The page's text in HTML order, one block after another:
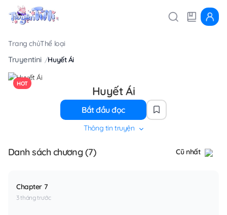
Trang chủThể loại
Truyentini Huyết Ái
HOT
Huyết Ái
Bắt đầu đọc
Thông tin truyện
Danh sách chương (7) Cũ nhất
Chapter 7
3 tháng trước